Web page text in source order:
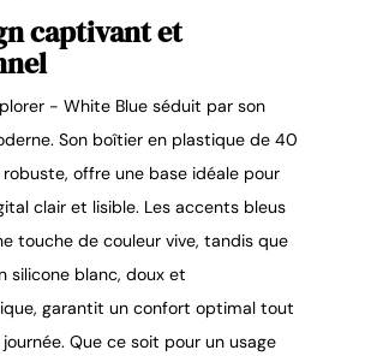
captivant et
- White Blue séduit par son
Son boîtier en plastique de 40
offre une base idéale pour
clair et lisible. Les accents bleus
touche de couleur vive, tandis que
silicone blanc, doux et
garantit un confort optimal tout
Que ce soit pour un usage